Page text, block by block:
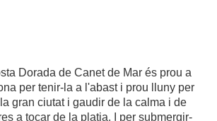
Dorada de Canet de Mar és prou a
per tenir-la a l'abast i prou lluny per
gran ciutat i gaudir de la calma i de
a tocar de la platja. I per submergir-